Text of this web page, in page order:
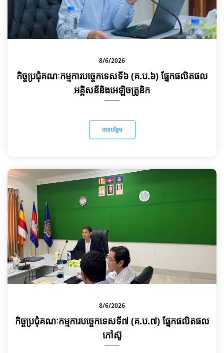
8/6/2026
កិច្ចប្រជុំគណៈកម្មការបច្ចេកទេសទី៦ (គ.ប.៦) ផ្នែកផលិតផល
អគ្គិសនីនិងអេឡិចត្រូនិក
អានបន្ថែម
8/6/2026
កិច្ចប្រជុំគណៈកម្មការបច្ចេកទេសទី៧ (គ.ប.៧) ផ្នែកផលិតផល
កៅស៊ូ